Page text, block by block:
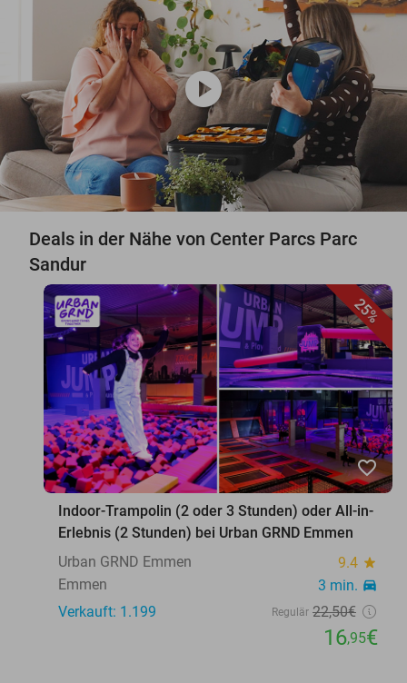
play_circle
Deals in der Nähe von Center Parcs Parc
Sandur
25%
favorite_border
Indoor-Trampolin (2 oder 3 Stunden) oder All-in-
Erlebnis (2 Stunden) bei Urban GRND Emmen
Urban GRND Emmen
9.4 star
Emmen 3 min. directions_car
Verkauft: 1.199 Regulär 22,50€
16,95€